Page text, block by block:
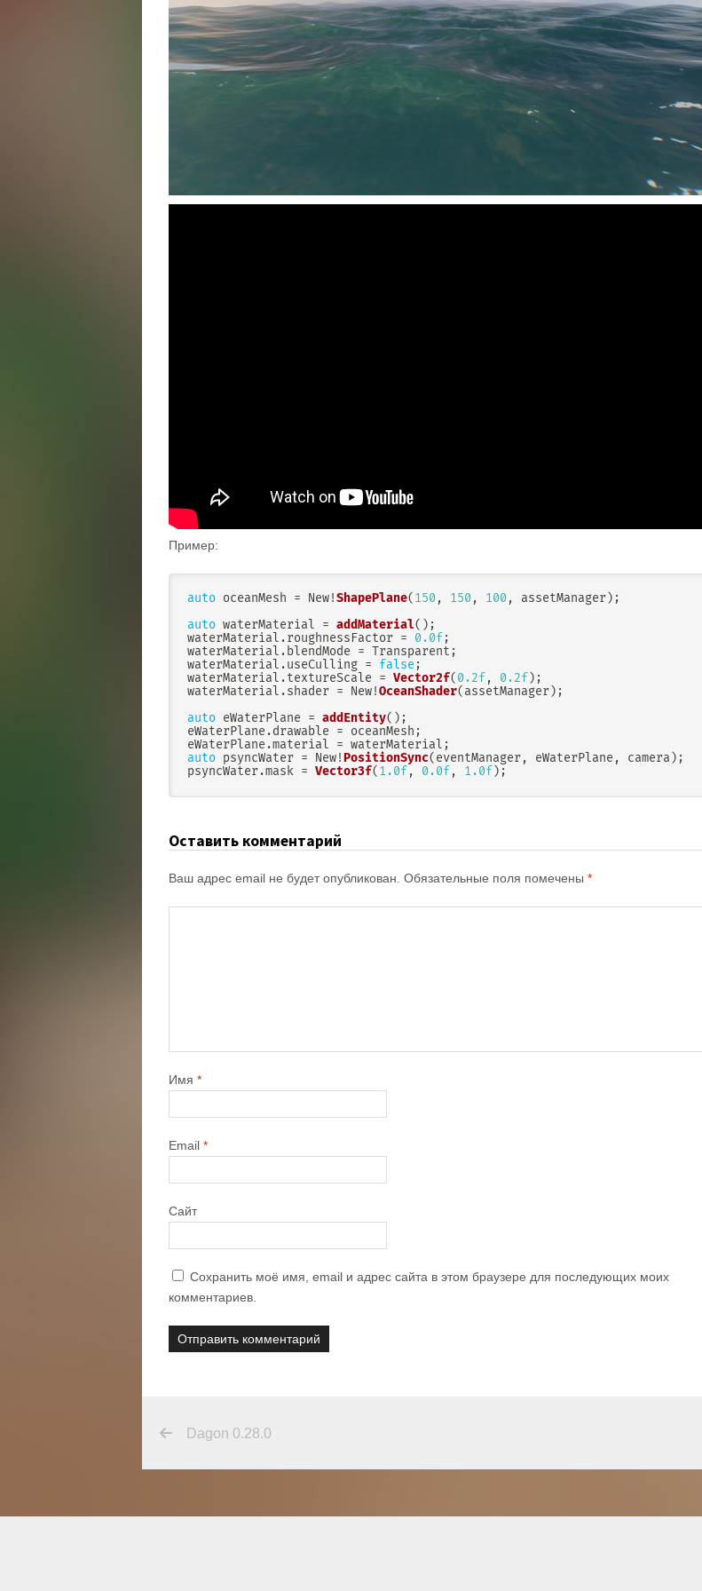
Пример:
auto oceanMesh = New!ShapePlane( 150, 150, 100, assetManager) ;
auto waterMaterial = addMaterial( ) ;
waterMaterial .roughnessFactor = 0.0f ;
waterMaterial . blendMode = Transparent ;
waterMaterial .useCulling = false;
waterMaterial .textureScale = Vector2f( 0.2f , 0.2f ) ;
waterMaterial .shader = New!OceanShader( assetManager) ;
auto eWaterPlane = addEntity( ) ;
eWaterPlane .drawable = oceanMesh ;
eWaterPlane .material = waterMaterial ;
auto psyncWater = New! PositionSync( eventManager, eWaterPlane , camera ) ;
psyncWater.mask = Vector3f( 1.0f , 0.0f , 1.0f ) ;
Оставить комментарий
Ваш адрес email не будет опубликован. Обязательные поля помечены *
Имя *
Email *
Сайт
Сохранить моё имя, email и адрес сайта в этом браузере для последующих моих
комментариев.
Dagon 0.28.0